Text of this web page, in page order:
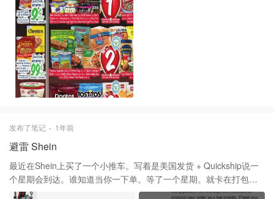
发布了笔记 1年前
避雷 Shein
最近在Shein上买了一个小推车。写着是美国发货 + Quickship说一
个星期会到达。谁知道当你一下单。等了一个星期。就卡在打包上
没更新了。找客服，一点都不Care. 每次都在copy and paste 一样